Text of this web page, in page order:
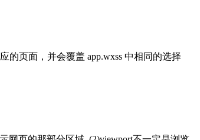
的页面，并会覆盖 app.wxss 中相同的选择